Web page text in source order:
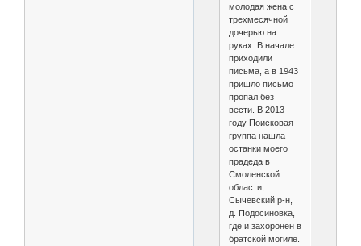
молодая жена с
трехмесячной
дочерью на
руках. В начале
приходили
письма, а в 1943
пришло письмо
пропал без
вести. В 2013
году Поисковая
группа нашла
останки моего
прадеда в
Смоленской
области,
Сычевский р-н,
д. Подосиновка,
где и захоронен в
братской могиле.